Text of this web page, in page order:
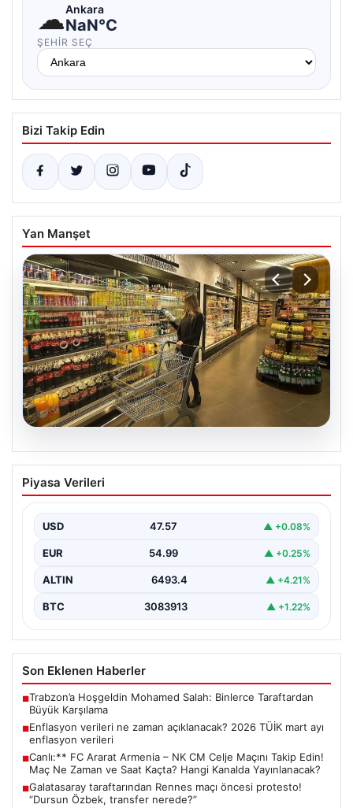
☁Ankara
NaN°C
ŞEHIR SEÇ
Bizi Takip Edin
Yan Manşet
05.08.2026
Enflasyon verileri ne zaman
açıklanacak? 2026 TÜİK mart ayı
Piyasa Verileri
USD 47.57 ▲ +0.08%
EUR 54.99 ▲ +0.25%
ALTIN 6493.4 ▲ +4.21%
BTC 3083913 ▲ +1.22%
Son Eklenen Haberler
■Trabzon’a Hoşgeldin Mohamed Salah: Binlerce Taraftardan
Büyük Karşılama
■Enflasyon verileri ne zaman açıklanacak? 2026 TÜİK mart ayı
enflasyon verileri
■Canlı:** FC Ararat Armenia – NK CM Celje Maçını Takip Edin!
Maç Ne Zaman ve Saat Kaçta? Hangi Kanalda Yayınlanacak?
■Galatasaray taraftarından Rennes maçı öncesi protesto!
“Dursun Özbek, transfer nerede?”